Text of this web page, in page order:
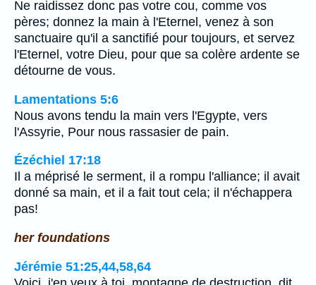
Ne raidissez donc pas votre cou, comme vos
pères; donnez la main à l'Eternel, venez à son
sanctuaire qu'il a sanctifié pour toujours, et servez
l'Eternel, votre Dieu, pour que sa colère ardente se
détourne de vous.
Lamentations 5:6
Nous avons tendu la main vers l'Egypte, vers
l'Assyrie, Pour nous rassasier de pain.
Ézéchiel 17:18
Il a méprisé le serment, il a rompu l'alliance; il avait
donné sa main, et il a fait tout cela; il n'échappera
pas!
her foundations
Jérémie 51:25,44,58,64